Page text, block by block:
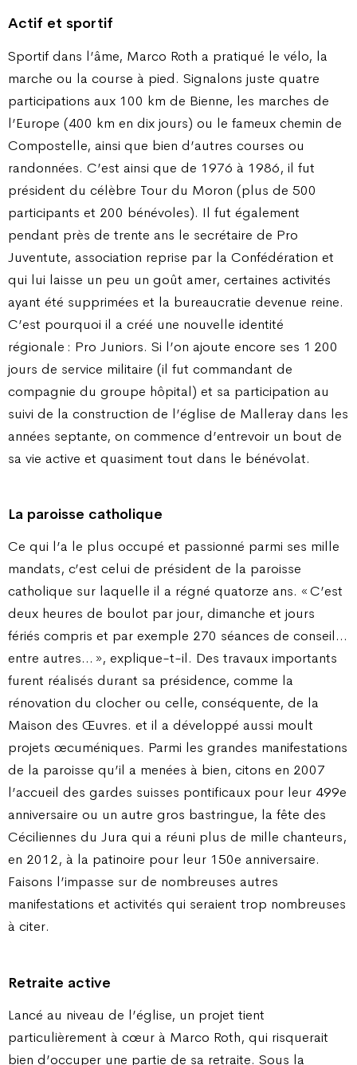
Actif et sportif
Sportif dans l’âme, Marco Roth a pratiqué le vélo, la
marche ou la course à pied. Signalons juste quatre
participations aux 100 km de Bienne, les marches de
l’Europe (400 km en dix jours) ou le fameux chemin de
Compostelle, ainsi que bien d’autres courses ou
randonnées. C’est ainsi que de 1976 à 1986, il fut
président du célèbre Tour du Moron (plus de 500
participants et 200 bénévoles). Il fut également
pendant près de trente ans le secrétaire de Pro
Juventute, association reprise par la Confédération et
qui lui laisse un peu un goût amer, certaines activités
ayant été supprimées et la bureaucratie devenue reine.
C’est pourquoi il a créé une nouvelle identité
régionale : Pro Juniors. Si l’on ajoute encore ses 1 200
jours de service militaire (il fut commandant de
compagnie du groupe hôpital) et sa participation au
suivi de la construction de l’église de Malleray dans les
années septante, on commence d’entrevoir un bout de
sa vie active et quasiment tout dans le bénévolat.
La paroisse catholique
Ce qui l’a le plus occupé et passionné parmi ses mille
mandats, c’est celui de président de la paroisse
catholique sur laquelle il a régné quatorze ans. « C’est
deux heures de boulot par jour, dimanche et jours
fériés compris et par exemple 270 séances de conseil…
entre autres… », explique-t-il. Des travaux importants
furent réalisés durant sa présidence, comme la
rénovation du clocher ou celle, conséquente, de la
Maison des Œuvres. et il a développé aussi moult
projets œcuméniques. Parmi les grandes manifestations
de la paroisse qu’il a menées à bien, citons en 2007
l’accueil des gardes suisses pontificaux pour leur 499e
anniversaire ou un autre gros bastringue, la fête des
Céciliennes du Jura qui a réuni plus de mille chanteurs,
en 2012, à la patinoire pour leur 150e anniversaire.
Faisons l’impasse sur de nombreuses autres
manifestations et activités qui seraient trop nombreuses
à citer.
Retraite active
Lancé au niveau de l’église, un projet tient
particulièrement à cœur à Marco Roth, qui risquerait
bien d’occuper une partie de sa retraite. Sous la